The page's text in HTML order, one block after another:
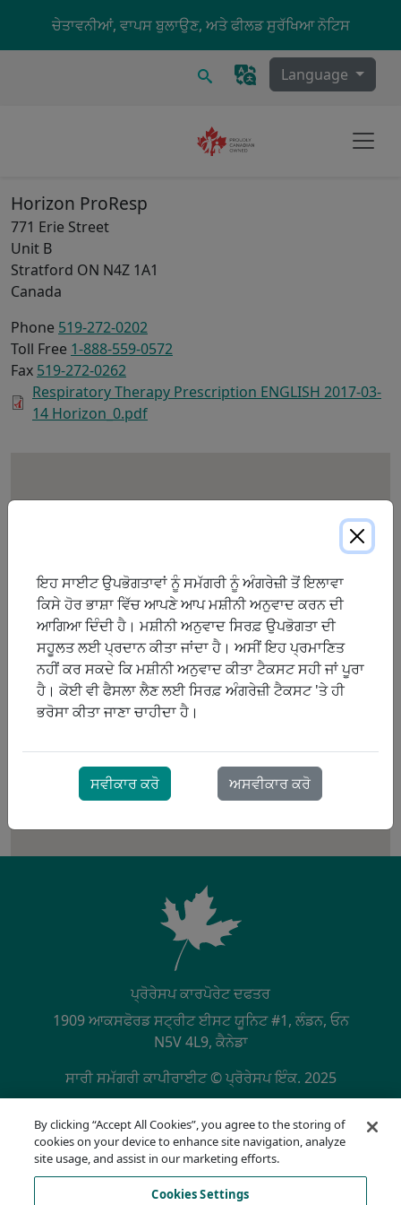
Skip to main content
ਚੇਤਾਵਨੀਆਂ, ਵਾਪਸ ਬੁਲਾਉਣ, ਅਤੇ ਫੀਲਡ ਸੁਰੱਖਿਆ ਨੋਟਿਸ
Language
Horizon ProResp
771 Erie Street
Unit B
Stratford ON N4Z 1A1
Canada
Phone 519-272-0202
Toll Free 1-888-559-0572
Fax 519-272-0262
Respiratory Therapy Prescription ENGLISH 2017-03-
14 Horizon_0.pdf
ਪ੍ਰੋਰੇਸਪ ਕਾਰਪੋਰੇਟ ਦਫਤਰ
1909 ਆਕਸਫੋਰਡ ਸਟ੍ਰੀਟ ਈਸਟ ਯੂਨਿਟ #1, ਲੰਡਨ, ਓਨ
N5V 4L9, ਕੈਨੇਡਾ
ਸਾਰੀ ਸਮੱਗਰੀ ਕਾਪੀਰਾਈਟ © ਪ੍ਰੋਰੇਸਪ ਇੰਕ. 2025
SECONDARY MENU
ਪਰਾਈਵੇਟ ਨੀਤੀ
ਪਾਲਣਾ ਹੌਟਲਾਈਨ
ਵਰਤੋ ਦੀਆਂ ਸ਼ਰਤਾਂ
ਏਓਡੀਏ
ਇਹ ਸਾਈਟ ਉਪਭੋਗਤਾਵਾਂ ਨੂੰ ਸਮੱਗਰੀ ਨੂੰ ਅੰਗਰੇਜ਼ੀ ਤੋਂ ਇਲਾਵਾ
ਕਿਸੇ ਹੋਰ ਭਾਸ਼ਾ ਵਿੱਚ ਆਪਣੇ ਆਪ ਮਸ਼ੀਨੀ ਅਨੁਵਾਦ ਕਰਨ ਦੀ
ਆਗਿਆ ਦਿੰਦੀ ਹੈ। ਮਸ਼ੀਨੀ ਅਨੁਵਾਦ ਸਿਰਫ਼ ਉਪਭੋਗਤਾ ਦੀ
ਸਹੂਲਤ ਲਈ ਪ੍ਰਦਾਨ ਕੀਤਾ ਜਾਂਦਾ ਹੈ। ਅਸੀਂ ਇਹ ਪ੍ਰਮਾਣਿਤ
ਨਹੀਂ ਕਰ ਸਕਦੇ ਕਿ ਮਸ਼ੀਨੀ ਅਨੁਵਾਦ ਕੀਤਾ ਟੈਕਸਟ ਸਹੀ ਜਾਂ ਪੂਰਾ
ਹੈ। ਕੋਈ ਵੀ ਫੈਸਲਾ ਲੈਣ ਲਈ ਸਿਰਫ਼ ਅੰਗਰੇਜ਼ੀ ਟੈਕਸਟ 'ਤੇ ਹੀ
ਭਰੋਸਾ ਕੀਤਾ ਜਾਣਾ ਚਾਹੀਦਾ ਹੈ।
ਸਵੀਕਾਰ ਕਰੋ ਅਸਵੀਕਾਰ ਕਰੋ
By clicking “Accept All Cookies”, you agree to the storing of
cookies on your device to enhance site navigation, analyze
site usage, and assist in our marketing efforts.
Cookies Settings